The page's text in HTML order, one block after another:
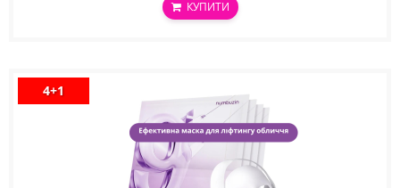
КУПИТИ
4+1